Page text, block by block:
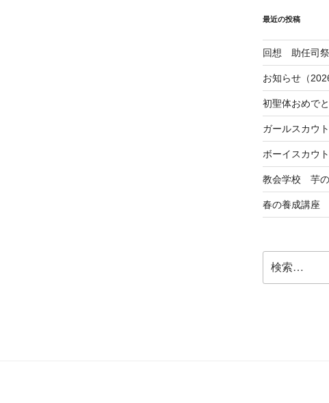
最近の投稿
回想 助任司
お知らせ（
初聖体おめで
ガールスカウ
ボーイスカウ
教会学校 芋の
春の養成講座
索: